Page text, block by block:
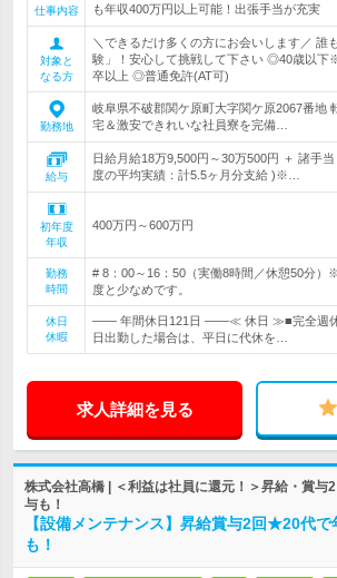
仕事内容
も年収400万円以上可能！出張手当が充実
対象と
なる方
＼できるだけ多くの方にお会いします／ 誰
験」！安心して挑戦して下さい ◎40歳以
卒以上 ◎普通免許(AT可)
勤務地
岐阜県不破郡関ケ原町大字関ケ原2067番
宅＆激安できれいな社員寮を完備…
給与
日給月給18万9,500円～30万500円 ＋ 諸手
度の平均実績：計5.5ヶ月分支給 )※…
初年度
年収
400万円～600万円
勤務
時間
# 8：00～16：50（実働8時間／休憩50分）
度と少なめです。
休日
休暇
―― 年間休日121日 ――≪ 休日 ≫■完全週
日出勤した場合は、平日に代休を…
求人詳細を見る
株式会社高橋 | ＜利益は社員に還元！＞昇給・賞
与も！
【設備メンテナンス】昇給賞与2回★20代
も！